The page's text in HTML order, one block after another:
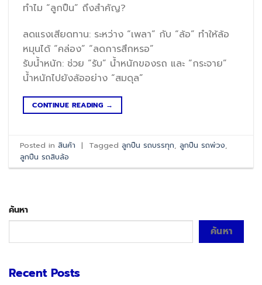
ทำไม “ลูกปืน” ถึงสำคัญ?
ลดแรงเสียดทาน: ระหว่าง “เพลา” กับ “ล้อ” ทำให้ล้อ
หมุนได้ “คล่อง” “ลดการสึกหรอ”
รับน้ำหนัก: ช่วย “รับ” น้ำหนักของรถ และ “กระจาย”
น้ำหนักไปยังล้ออย่าง “สมดุล”
CONTINUE READING →
Posted inสินค้า | Taggedลูกปืน รถบรรทุก ,ลูกปืน รถพ่วง
ลูกปืน รถสิบล้อ
ค้นหา
ค้นหา
Recent Posts